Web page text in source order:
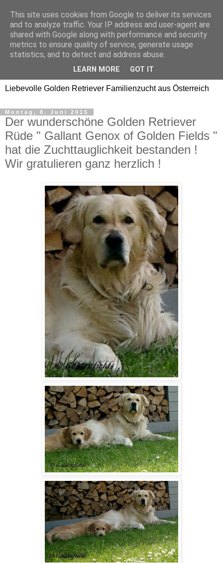
Golden Retriever Welpen
Familienzucht -
Goldwelpen
Liebevolle Golden Retriever Familienzucht aus Österreich
Montag, 8. Juni 2015
Der wunderschöne Golden Retriever
Rüde " Gallant Genox of Golden Fields "
hat die Zuchttauglichkeit bestanden !
Wir gratulieren ganz herzlich !
This site uses cookies from Google to deliver its services
and to analyze traffic. Your IP address and user-agent are
shared with Google along with performance and security
metrics to ensure quality of service, generate usage
statistics, and to detect and address abuse.
LEARN MORE GOT IT